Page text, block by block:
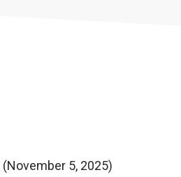
(November 5, 2025)